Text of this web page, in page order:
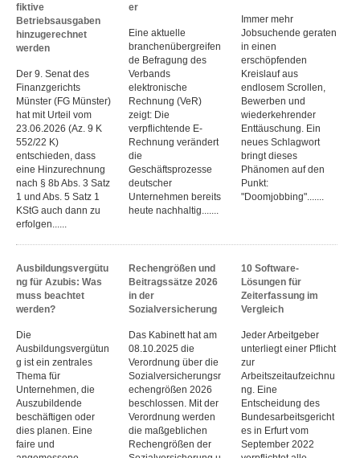
fiktive
Betriebsausgaben
hinzugerechnet
werden
Der 9. Senat des
Finanzgerichts
Münster (FG Münster)
hat mit Urteil vom
23.06.2026 (Az. 9 K
552/22 K)
entschieden, dass
eine Hinzurechnung
nach § 8b Abs. 3 Satz
1 und Abs. 5 Satz 1
KStG auch dann zu
erfolgen......
er
Eine aktuelle
branchenübergreifen
de Befragung des
Verbands
elektronische
Rechnung (VeR)
zeigt: Die
verpflichtende E-
Rechnung verändert
die
Geschäftsprozesse
deutscher
Unternehmen bereits
heute nachhaltig.......
Immer mehr
Jobsuchende geraten
in einen
erschöpfenden
Kreislauf aus
endlosem Scrollen,
Bewerben und
wiederkehrender
Enttäuschung. Ein
neues Schlagwort
bringt dieses
Phänomen auf den
Punkt:
"Doomjobbing".......
Ausbildungsvergütu
ng für Azubis: Was
muss beachtet
werden?
Die
Ausbildungsvergütun
g ist ein zentrales
Thema für
Unternehmen, die
Auszubildende
beschäftigen oder
dies planen. Eine
faire und
Rechengrößen und
Beitragssätze 2026
in der
Sozialversicherung
Das Kabinett hat am
08.10.2025 die
Verordnung über die
Sozialversicherungsr
echengrößen 2026
beschlossen. Mit der
Verordnung werden
die maßgeblichen
Rechengrößen der
10 Software-
Lösungen für
Zeiterfassung im
Vergleich
Jeder Arbeitgeber
unterliegt einer Pflicht
zur
Arbeitszeitaufzeichnu
ng. Eine
Entscheidung des
Bundesarbeitsgericht
es in Erfurt vom
September 2022